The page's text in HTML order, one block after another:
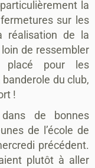
la
sur les
réalisation de la
de ressembler
placé pour les
du club,
!
de bonnes
de l’école de
précédent.
plutôt à aller